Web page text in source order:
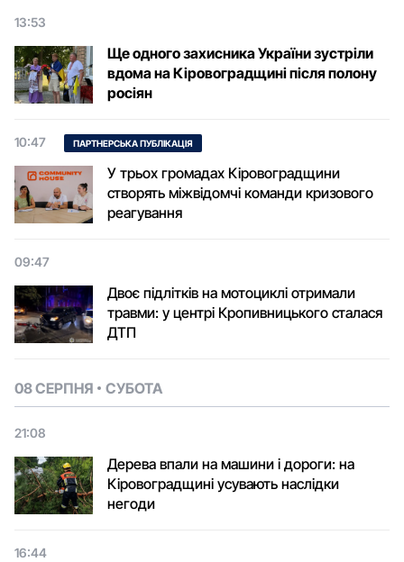
13:53
Ще одного захисника України зустріли
вдома на Кіровоградщині після полону
росіян
10:47 ПАРТНЕРСЬКА ПУБЛІКАЦІЯ
У трьох громадах Кіровоградщини
створять міжвідомчі команди кризового
реагування
09:47
Двоє підлітків на мотоциклі отримали
травми: у центрі Кропивницького сталася
ДТП
08 СЕРПНЯ СУБОТА
21:08
Дерева впали на машини і дороги: на
Кіровоградщині усувають наслідки
негоди
16:44